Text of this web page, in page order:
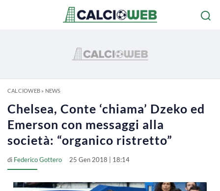
CALCIOWEB» NEWS
Chelsea, Conte ‘chiama’ Dzeko ed
Emerson con messaggi alla
società: “organico ristretto”
di Federico Gottero 25 Gen 2018 | 18:14